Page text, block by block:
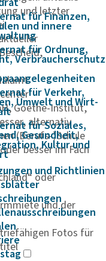
für Finanzen,
und innere
für Ordnung,
Verbraucherschutz
für Verkehr,
Umwelt und Wirt­
für Soziales,
Gesundheit,
Kultur und
und Richtlinien
und letzter
Goethe-Institut,
alternativ
(Berufs-)Schule
besser im Fach
oder
und der
Fotos für